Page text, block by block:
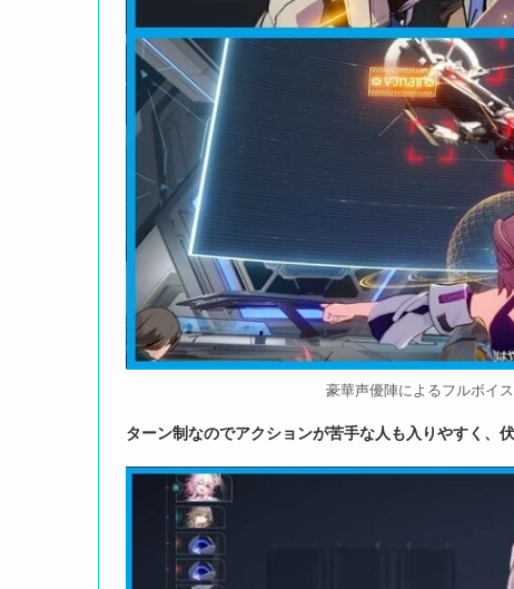
豪華声優陣によるフルボイ
ターン制なのでアクションが苦手な人も入りやすく、